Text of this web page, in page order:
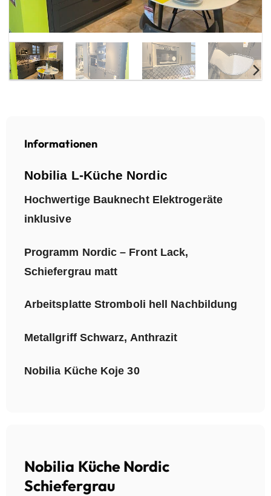
Informationen
Nobilia L-Küche Nordic
Hochwertige Bauknecht Elektrogeräte
inklusive
Programm Nordic – Front Lack,
Schiefergrau matt
Arbeitsplatte Stromboli hell Nachbildung
Metallgriff Schwarz, Anthrazit
Nobilia Küche Koje 30
Nobilia Küche Nordic
Schiefergrau